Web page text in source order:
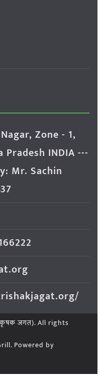
Zone - 1,
Pradesh INDIA ---
Mr. Sachin
जगत). All rights
Powered by